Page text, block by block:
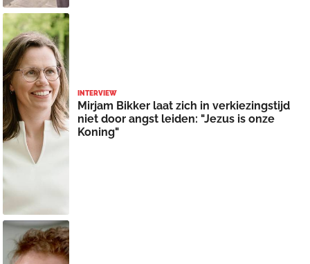
INTERVIEW
Mirjam Bikker laat zich in verkiezingstijd
niet door angst leiden: "Jezus is onze
Koning"